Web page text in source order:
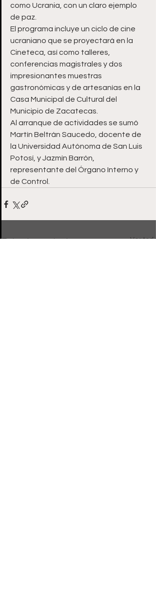
como Ucrania, con un claro ejemplo
de paz.
El programa incluye un ciclo de cine
ucraniano que se proyectará en la
Cineteca, así como talleres,
conferencias magistrales y dos
impresionantes muestras
gastronómicas y de artesanías en la
Casa Municipal de Cultural del
Municipio de Zacatecas.
Al arranque de actividades se sumó
Martín Beltrán Saucedo, docente de
la Universidad Autónoma de San Luis
Potosí, y Jazmín Barrón,
representante del Órgano Interno y
de Control.
Entradas recientes Ver todo